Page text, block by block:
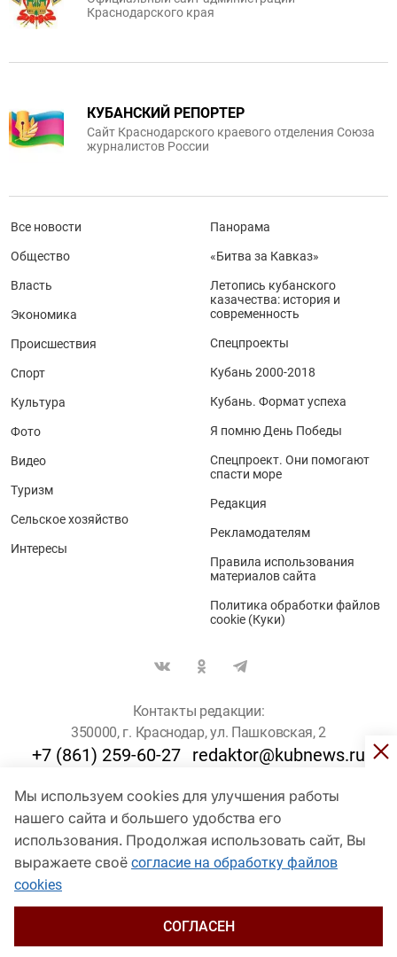
Мы используем cookies для улучшения работы
нашего сайта и большего удобства его
использования. Продолжая использовать сайт, Вы
выражаете своё согласие на обработку файлов
cookies
СОГЛАСЕН
Краснодарского края
КУБАНСКИЙ РЕПОРТЕР
Сайт Краснодарского краевого отделения Союза
журналистов России
Все новости
Общество
Власть
Экономика
Происшествия
Спорт
Культура
Фото
Видео
Туризм
Сельское хозяйство
Интересы
Панорама
«Битва за Кавказ»
Летопись кубанского
казачества: история и
современность
Спецпроекты
Кубань 2000-2018
Кубань. Формат успеха
Я помню День Победы
Спецпроект. Они помогают
спасти море
Редакция
Рекламодателям
Правила использования
материалов сайта
Политика обработки файлов
cookie (Куки)
Контакты редакции:
350000, г. Краснодар, ул. Пашковская, 2
+7 (861) 259-60-27 redaktor@kubnews.ru
Для пользователей старше 16 лет
© Кубанские Новости, 2017
Сетевое издание «kubnews» зарегистрировано Федеральной
службой по надзору в сфере связи, информационных технологий
и массовых коммуникаций (Роскомнадзор). Регистрационный
Пашковская, 2). Главный редактор – Филиппов О. Ю.